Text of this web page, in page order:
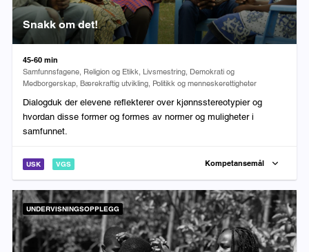
Snakk om det!
Varighet:
45-60 min
Fag:
Samfunnsfagene, Religion og Etikk, Livsmestring, Demokrati og
Medborgerskap, Bærekraftig utvikling, Politikk og menneskerettigheter
Dialogduk der elevene reflekterer over kjønnsstereotypier og
hvordan disse former og formes av normer og muligheter i
samfunnet.
USK VGS Kompetansemål
UNDERVISNINGSOPPLEGG